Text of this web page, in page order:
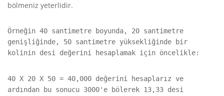
bölmeniz yeterlidir.
Örneğin 40 santimetre boyunda, 20 santimetre
genişliğinde, 50 santimetre yüksekliğinde bir
kolinin desi değerini hesaplamak için öncelikle:
40 X 20 X 50 = 40,000 değerini hesaplarız ve
ardından bu sonucu 3000'e bölerek 13,33 desi